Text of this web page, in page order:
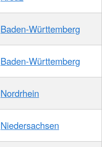
Baden-Württemberg
Baden-Württemberg
Nordrhein
Niedersachsen